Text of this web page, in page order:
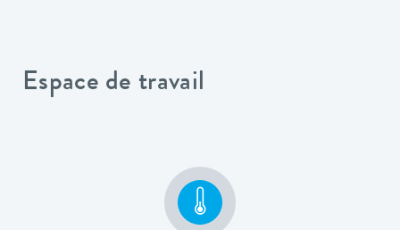
Espace de travail